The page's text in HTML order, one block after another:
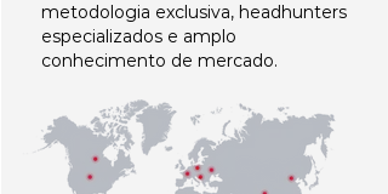
metodologia exclusiva, headhunters
especializados e amplo
conhecimento de mercado.